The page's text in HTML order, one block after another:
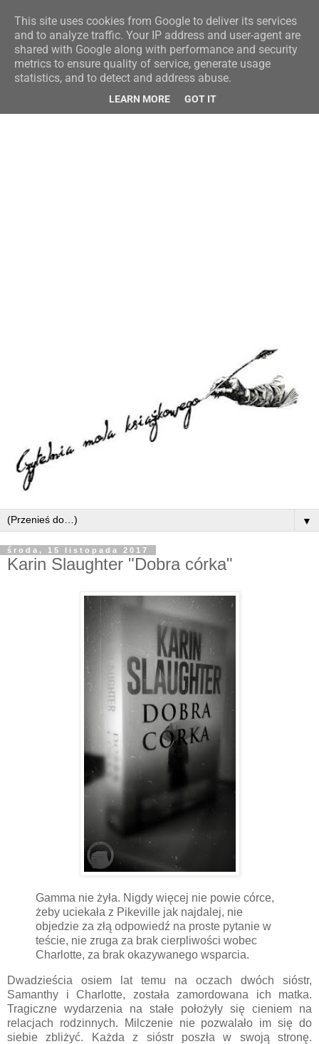
▼
środa, 15 listopada 2017
Karin Slaughter "Dobra córka"
Gamma nie żyła. Nigdy więcej nie powie córce,
żeby uciekała z Pikeville jak najdalej, nie
objedzie za złą odpowiedź na proste pytanie w
teście, nie zruga za brak cierpliwości wobec
Charlotte, za brak okazywanego wsparcia.
Dwadzieścia osiem lat temu na oczach dwóch sióstr,
Samanthy i Charlotte, została zamordowana ich matka.
Tragiczne wydarzenia na stałe położyły się cieniem na
relacjach rodzinnych. Milczenie nie pozwalało im się do
siebie zbliżyć. Każda z sióstr poszła w swoją stronę.
This site uses cookies from Google to deliver its services
and to analyze traffic. Your IP address and user-agent are
shared with Google along with performance and security
metrics to ensure quality of service, generate usage
statistics, and to detect and address abuse.
LEARN MORE GOT IT